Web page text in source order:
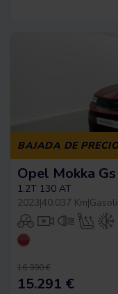
BAJADA DE
Opel Mokka Gs
1.2T 130 AT
2023|40.037 Km|
16.990 €
15.291 €